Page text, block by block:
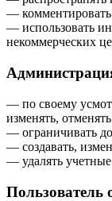
—
— использовать
некоммерческих
— по своему
изменять,
— ограничивать
— создавать,
— удалять
Пользователь